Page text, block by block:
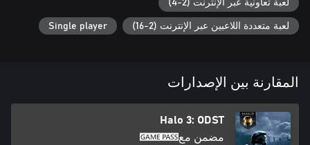
لعبة تعاونية عبر الإنترنت (2-4)
لعبة متعددة اللاعبين عبر الإنترنت (2-16) Single player
المقارنة بين الإصدارات
Halo 3: ODST
مضمن مع